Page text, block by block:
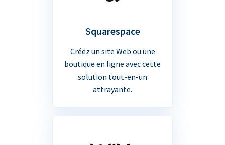
Squarespace
Créez un site Web ou une
boutique en ligne avec cette
solution tout-en-un
attrayante.